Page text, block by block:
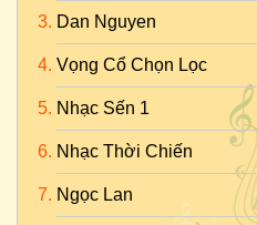
Dan Nguyen
Vọng Cổ Chọn Lọc
Nhạc Sến 1
Nhạc Thời Chiến
Ngọc Lan